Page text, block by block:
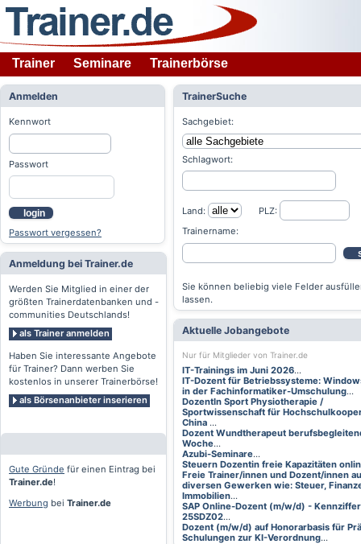
Trainer Seminare Trainerbörse
Anmelden
Kennwort
Passwort
login
Passwort vergessen?
Anmeldung bei Trainer.de
Werden Sie Mitglied in einer der
größten Trainerdatenbanken und -
communities Deutschlands!
als Trainer anmelden
Haben Sie interessante Angebote
für Trainer? Dann werben Sie
kostenlos in unserer Trainerbörse!
als Börsenanbieter inserieren
Gute Gründe für einen Eintrag bei
Trainer.de!
Werbung bei Trainer.de
TrainerSuche
Sachgebiet:
Schlagwort:
Land:
PLZ:
Trainername:
Sie können beliebig viele Felder
lassen.
Aktuelle Jobangebote
Nur für Mitglieder von Trainer.de
IT-Trainings im Juni 2026...
IT-Dozent für Betriebssysteme:
in der Fachinformatiker-Umschulung...
DozentIn Sport Physiotherapie /
Sportwissenschaft für
China ...
Dozent Wundtherapeut
Woche...
Azubi-Seminare...
Steuern Dozentin freie Kapazitäten
Freie Trainer/innen und Dozent/innen
diversen Gewerken wie: Steuer,
Immobilien...
SAP Online-Dozent (m/w/d) -
25SDZ02...
Dozent (m/w/d) auf Honorarbasis für
Schulungen zur KI-Verordnung...